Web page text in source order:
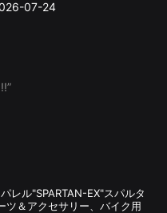
07-24
レル"SPARTAN-EX"スパルタ
ツ＆アクセサリー、バイク用